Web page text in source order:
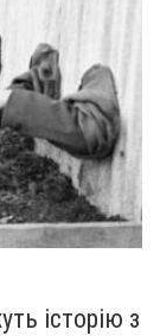
історію з